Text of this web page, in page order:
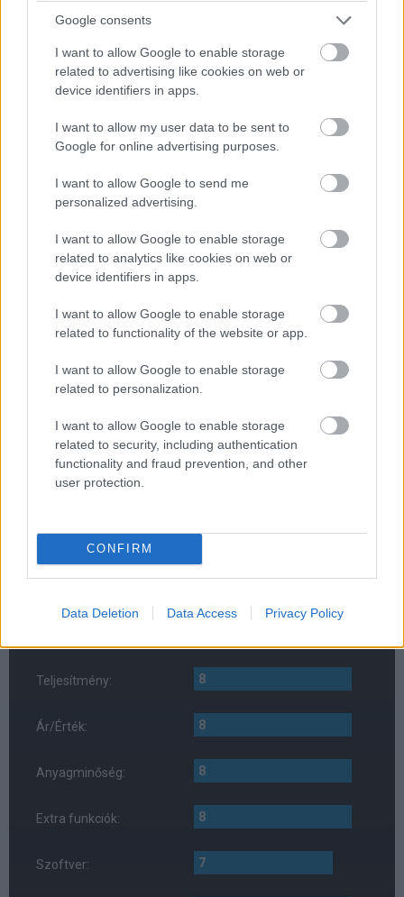
Google consents
I want to allow Google to enable storage
related to advertising like cookies on web or
device identifiers in apps.
I want to allow my user data to be sent to
Google for online advertising purposes.
I want to allow Google to send me
personalized advertising.
I want to allow Google to enable storage
related to analytics like cookies on web or
device identifiers in apps.
I want to allow Google to enable storage
related to functionality of the website or app.
I want to allow Google to enable storage
related to personalization.
I want to allow Google to enable storage
related to security, including authentication
functionality and fraud prevention, and other
user protection.
CONFIRM
Data Deletion Data Access Privacy Policy
2*55+510 mAh
akkumulátorok
35 óra üzemidő (kikapcsolt
ANC-vel)
PRO
jó hangzás
Hi-Res Audio Wireless
IP54
a tok kialakításán lehetne javítani
Teljesítmény: 8
Ár/Érték: 8
Anyagminőség: 8
Extra funkciók: 8
Szoftver: 7